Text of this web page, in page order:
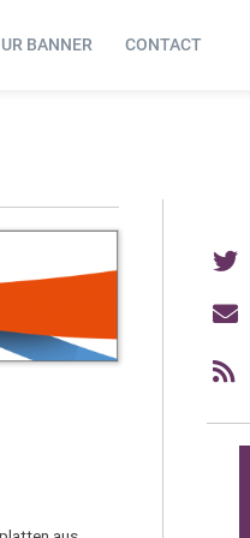
BANNER CONTACT